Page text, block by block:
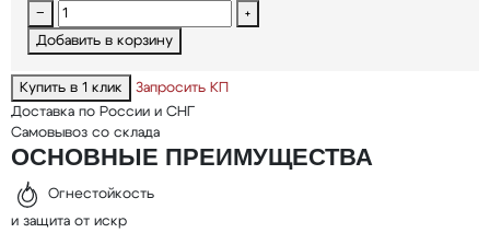
−
+
Добавить в корзину
Купить в 1 клик
Запросить КП
Доставка по России и СНГ
Самовывоз со склада
ОСНОВНЫЕ ПРЕИМУЩЕСТВА
Огнестойкость
и защита от искр